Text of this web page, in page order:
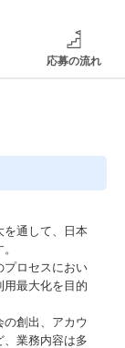
応募の流れ
を通して、日本
プロセスにおい
最大化を目的
創出、アカウ
、業務内容は多